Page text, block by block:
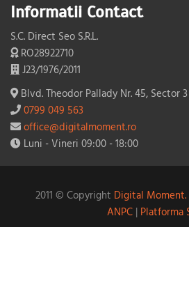
Informatii Contact
S.C. Direct Seo S.R.L.
RO28922710
J23/1976/2011
Blvd. Theodor Pallady Nr. 45, Sector 3
0799 049 563
office@digitalmoment.ro
Luni - Vineri 09:00 - 18:00
2011 © Copyright Digital Moment.
ANPC | Platforma